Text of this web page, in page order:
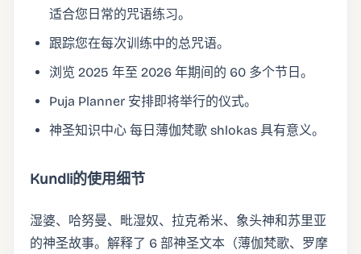
适合您日常的咒语练习。
跟踪您在每次训练中的总咒语。
浏览 2025 年至 2026 年期间的 60 多个节日。
Puja Planner 安排即将举行的仪式。
神圣知识中心 每日薄伽梵歌 shlokas 具有意义。
Kundli的使用细节
湿婆、哈努曼、毗湿奴、拉克希米、象头神和苏里亚
的神圣故事。解释了 6 部神圣文本（薄伽梵歌、罗摩